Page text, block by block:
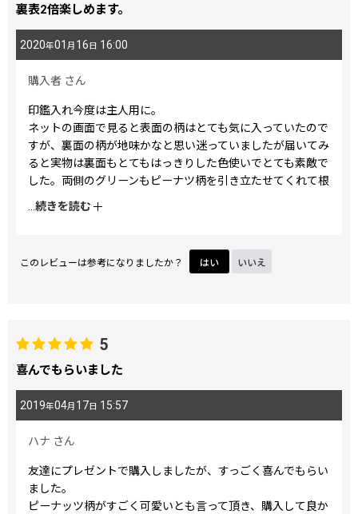
裏表2倍楽しめます。
2020年01 月 16 日 16:00
購入者 さん
印鑑入れ今度は主人用に。
ネットの画面で見ると表面の柄はとても気に入っていたので
すが、裏面の柄が地味かなと思い迷っていましたが届いてみ
ると実物は裏面もとてもはっきりした色使いでとても素敵で
した。両側のグリーンもピーナツ柄を引き立たせてくれて根
付の黄色もバランスよくずっと眺めていられます。
続きを読む
このレビューは参考になりましたか？ はい いいえ
5
喜んでもらいました
2019年04月 17 日 15:57
ハナ さん
友達にプレゼントで購入しましたが、すっごく喜んでもらい
ました。
ピーナッツ柄がすごく可愛いとも言って頂き、購入して良か